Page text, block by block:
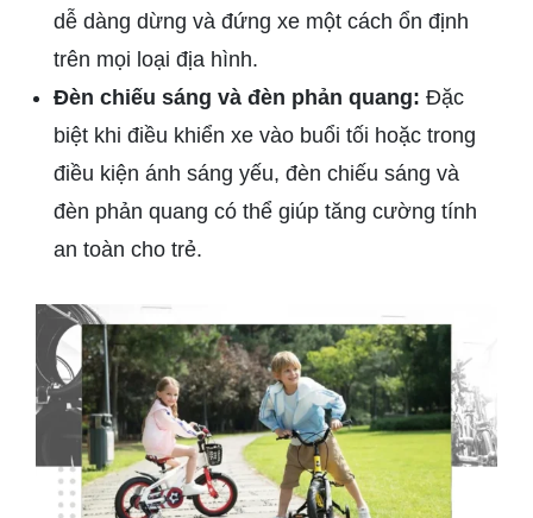
dễ dàng dừng và đứng xe một cách ổn định
trên mọi loại địa hình.
Đèn chiếu sáng và đèn phản quang: Đặc
biệt khi điều khiển xe vào buổi tối hoặc trong
điều kiện ánh sáng yếu, đèn chiếu sáng và
đèn phản quang có thể giúp tăng cường tính
an toàn cho trẻ.